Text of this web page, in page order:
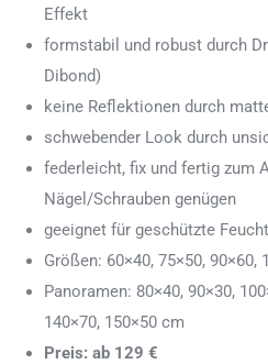
Effekt
formstabil und robust durch
Dibond)
keine Reflektionen durch
schwebender Look durch
federleicht, fix und fertig zum
Nägel/Schrauben genügen
geeignet für geschützte
Größen: 60×40, 75×50, 90×60,
Panoramen: 80×40, 90×30,
140×70, 150×50 cm
Preis: ab 129 €